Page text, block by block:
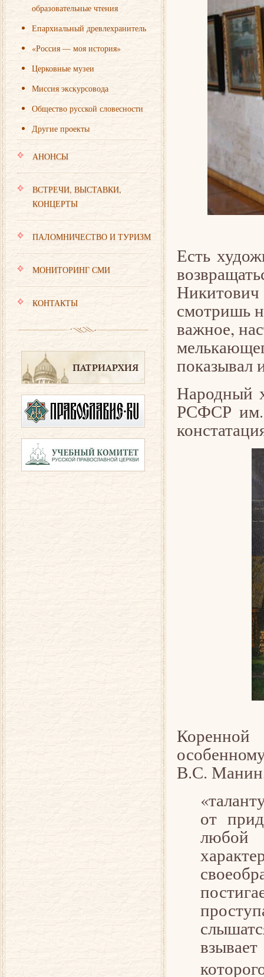
образовательные чтения
Епархиальный древлехранитель
«Россия — моя история»
Церковные музеи
Миссия экскурсовода
Общество русской словесности
Другие проекты
АНОНСЫ
ВСТРЕЧИ, ВЫСТАВКИ,
КОНЦЕРТЫ
ПАЛОМНИЧЕСТВО И ТУРИЗМ
МОНИТОРИНГ СМИ
КОНТАКТЫ
Есть
смотришь
важное,
показывал
Народный
РСФСР им.
В.С.
от
любой